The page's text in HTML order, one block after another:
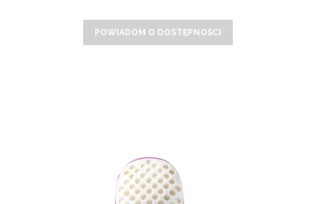
POWIADOM O DOSTĘPNOŚCI